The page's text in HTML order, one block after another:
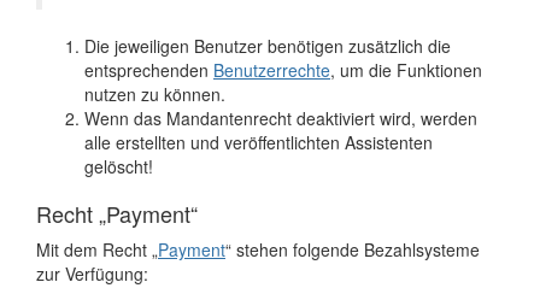
Die jeweiligen Benutzer benötigen zusätzlich die
entsprechenden Benutzerrechte, um die Funktionen
nutzen zu können.
Wenn das Mandantenrecht deaktiviert wird, werden
alle erstellten und veröffentlichten Assistenten
gelöscht!
Recht „Payment“
Mit dem Recht „Payment“ stehen folgende Bezahlsysteme
zur Verfügung: